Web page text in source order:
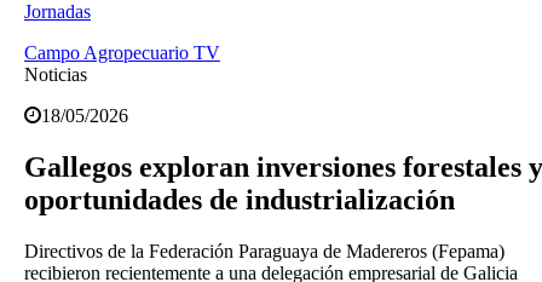
Jornadas
Campo Agropecuario TV
Noticias
18/05/2026
Gallegos exploran inversiones forestales y
oportunidades de industrialización
Directivos de la Federación Paraguaya de Madereros (Fepama)
recibieron recientemente a una delegación empresarial de Galicia